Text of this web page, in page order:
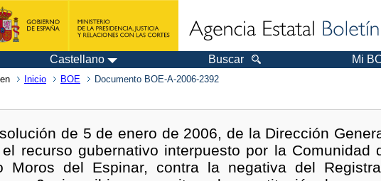
Castellano Buscar Mi
en Inicio BOE Documento BOE-A-2006-2392
de 5 de enero de 2006, de la Dirección
recurso gubernativo interpuesto por la Comunidad
Moros del Espinar, contra la negativa del